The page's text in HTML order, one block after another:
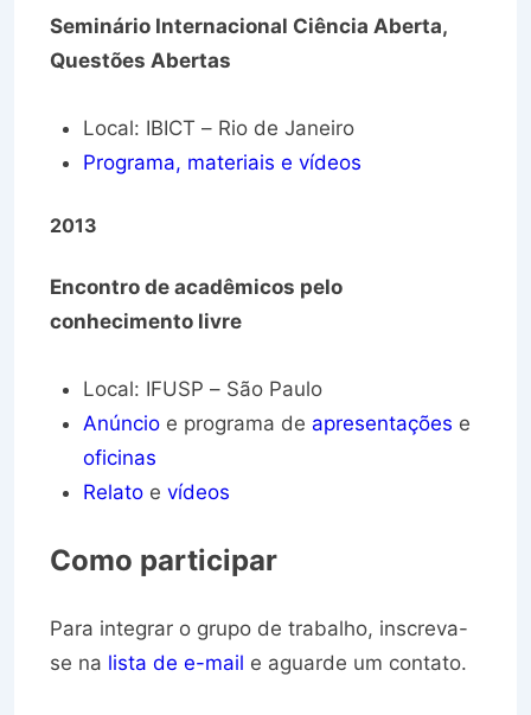
Seminário Internacional Ciência Aberta,
Questões Abertas
Local: IBICT – Rio de Janeiro
Programa, materiais e vídeos
2013
Encontro de acadêmicos pelo
conhecimento livre
Local: IFUSP – São Paulo
Anúncio e programa de apresentações e
oficinas
Relato e vídeos
Como participar
Para integrar o grupo de trabalho, inscreva-
se na lista de e-mail e aguarde um contato.